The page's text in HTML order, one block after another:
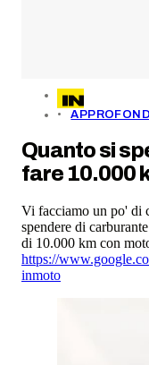
Quanto si
fare 10.000
Vi facciamo un po' di
spendere di
di 10.000 km con
https://
inmoto